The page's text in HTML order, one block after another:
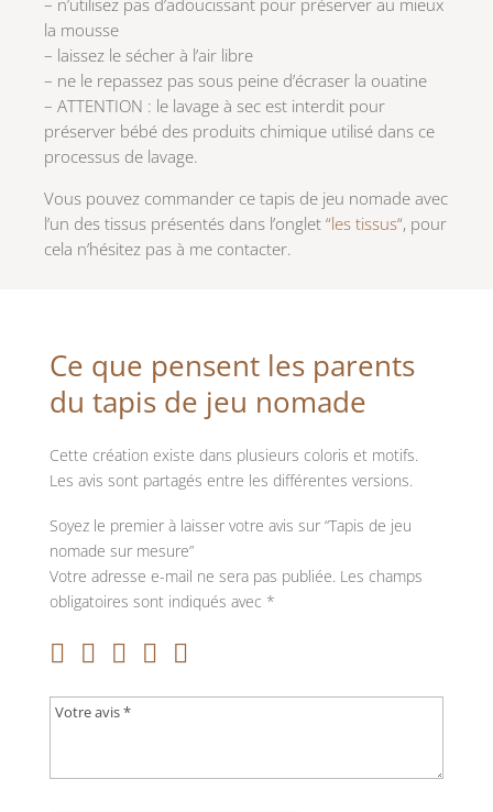
la mousse
– laissez le sécher à l’air libre
– ne le repassez pas sous peine d’écraser la ouatine
– ATTENTION : le lavage à sec est interdit pour
préserver bébé des produits chimique utilisé dans ce
processus de lavage.
Vous pouvez commander ce tapis de jeu nomade avec
l’un des tissus présentés dans l’onglet “les tissus“, pour
cela n’hésitez pas à me contacter.
Ce que pensent les parents
du tapis de jeu nomade
Cette création existe dans plusieurs coloris et motifs.
Les avis sont partagés entre les différentes versions.
Soyez le premier à laisser votre avis sur “Tapis de jeu
nomade sur mesure”
Votre adresse e-mail ne sera pas publiée. Les champs
obligatoires sont indiqués avec *